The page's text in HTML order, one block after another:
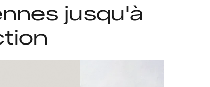
jusqu'à